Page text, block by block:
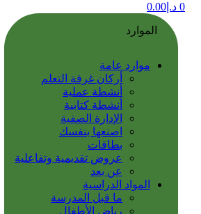
0 د.إ 0.00
الموارد
موارد عامة
أركان غرفة التعلم
أنشطة عملية
أنشطة كتابية
الإدارة الصفية
اصنعها بنفسك
بطاقات
عروض تقديمية وتفاعلية
عن بعد
المواد الدراسية
ما قبل المدرسة
رياض الأطفال